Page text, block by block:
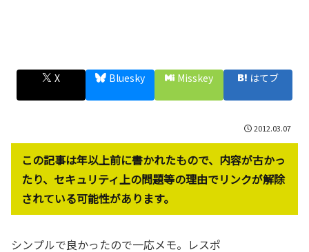
X Bluesky Misskey はてブ
2012.03.07
この記事は年以上前に書かれたもので、内容が古かっ
たり、セキュリティ上の問題等の理由でリンクが解除
されている可能性があります。
シンプルで良かったので一応メモ。レスポ